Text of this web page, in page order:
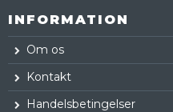
INFORMATION
Om os
Kontakt
Handelsbetingelser